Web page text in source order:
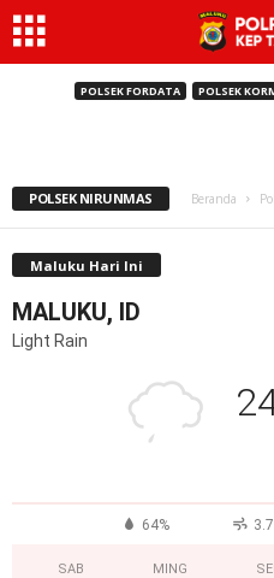
POLSEK FORDATA POLSEK
Petrus Fatlolon, SH.,MH
Sos Gencar Kampanye
Humas Polres Kepulauan Tanimbar
POLSEK NIRUNMAS Beranda
Maluku Hari Ini
MALUKU, ID
Light Rain
64%
SAB MING